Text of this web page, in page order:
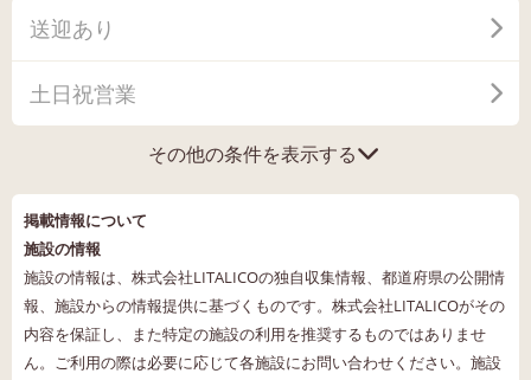
送迎あり
土日祝営業
その他の条件を表示する
掲載情報について
施設の情報
施設の情報は、株式会社LITALICOの独自収集情報、都道府県の公開情
報、施設からの情報提供に基づくものです。株式会社LITALICOがその
内容を保証し、また特定の施設の利用を推奨するものではありませ
ん。ご利用の際は必要に応じて各施設にお問い合わせください。施設